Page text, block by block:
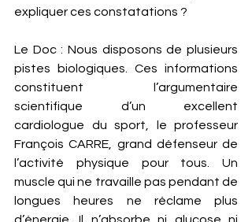
expliquer ces constatations ?
Le Doc : Nous disposons de plusieurs
pistes biologiques. Ces informations
constituent l’argumentaire
scientifique d’un excellent
cardiologue du sport, le professeur
François CARRE, grand défenseur de
l’activité physique pour tous. Un
muscle qui ne travaille pas pendant de
longues heures ne réclame plus